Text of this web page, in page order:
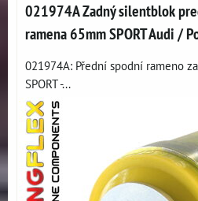
021974A Zadný silentblok
ramena 65mm SPORT Audi /
021974A: Přední spodní rameno
SPORT -...